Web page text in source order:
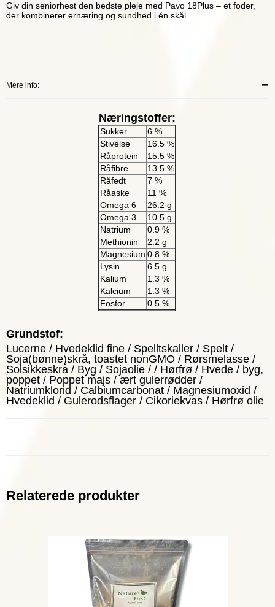
Giv din seniorhest den bedste pleje med Pavo 18Plus – et foder,
der kombinerer ernæring og sundhed i én skål.
Mere info:
Næringstoffer:
Sukker
6 %
Stivelse
16.5 %
Råprotein
15.5 %
Råfibre
13.5 %
Råfedt
7 %
Råaske
11 %
Omega 6
26.2 g
Omega 3
10.5 g
Natrium
0.9 %
Methionin
2.2 g
Magnesium 0.8 %
Lysin
6.5 g
Kalium
1.3 %
Kalcium
1.3 %
Fosfor
0.5 %
Grundstof:
Lucerne / Hvedeklid fine / Spelltskaller / Spelt /
Soja(bønne)skrå, toastet nonGMO / Rørsmelasse /
Solsikkeskrå / Byg / Sojaolie / / Hørfrø / Hvede / byg,
poppet / Poppet majs / ært gulerrødder /
Natriumklorid / Calbiumcarbonat / Magnesiumoxid /
Hvedeklid / Gulerodsflager / Cikoriekvas / Hørfrø olie
Relaterede produkter